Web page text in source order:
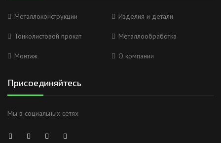
Металлоконструкции Изделия и детали
Тонколистовой прокат Металлообработка
Монтаж О компании
Присоединяйтесь
Мы в социальных сетях